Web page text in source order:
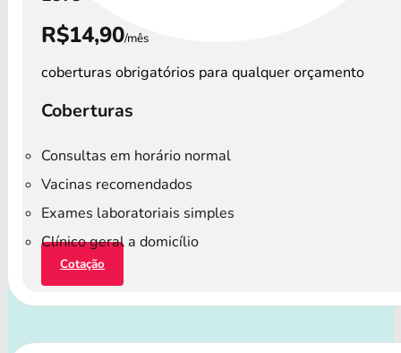
R$14,90/mês
coberturas obrigatórios para qualquer orçamento
Coberturas
Consultas em horário normal
Vacinas recomendados
Exames laboratoriais simples
Clínico geral a domicílio
Cotação